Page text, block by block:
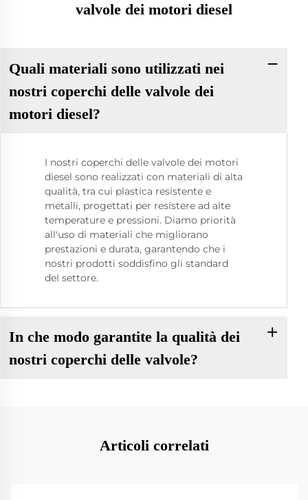
valvole dei motori diesel
Quali materiali sono utilizzati nei
nostri coperchi delle valvole dei
motori diesel?
I nostri coperchi delle valvole dei motori
diesel sono realizzati con materiali di alta
qualità, tra cui plastica resistente e
metalli, progettati per resistere ad alte
temperature e pressioni. Diamo priorità
all'uso di materiali che migliorano
prestazioni e durata, garantendo che i
nostri prodotti soddisfino gli standard
del settore.
In che modo garantite la qualità dei
nostri coperchi delle valvole?
Articoli correlati